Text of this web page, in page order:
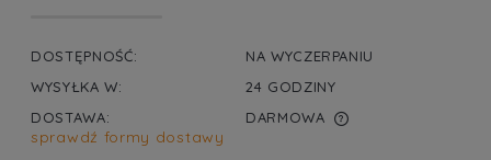
DOSTĘPNOŚĆ:
NA WYCZERPANIU
WYSYŁKA W:
24 GODZINY
DOSTAWA:
DARMOWA
CENA NIE ZAWIERA EWENTUALNYCH KOSZTÓW
sprawdź formy dostawy